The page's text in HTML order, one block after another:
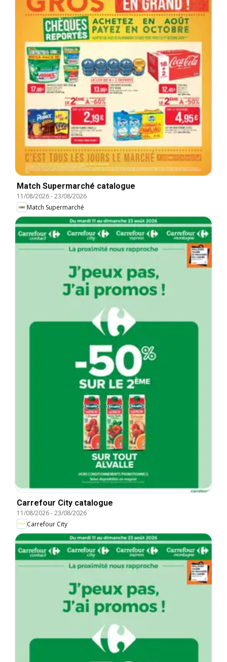
Match Supermarché catalogue
11/08/2026-23/08/2026
Match Supermarché
Carrefour City catalogue
11/08/2026-23/08/2026
Carrefour City